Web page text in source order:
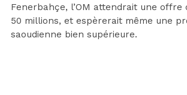
Fenerbahçe, l’OM attendrait une offre
50 millions, et espèrerait même une
saoudienne bien supérieure.